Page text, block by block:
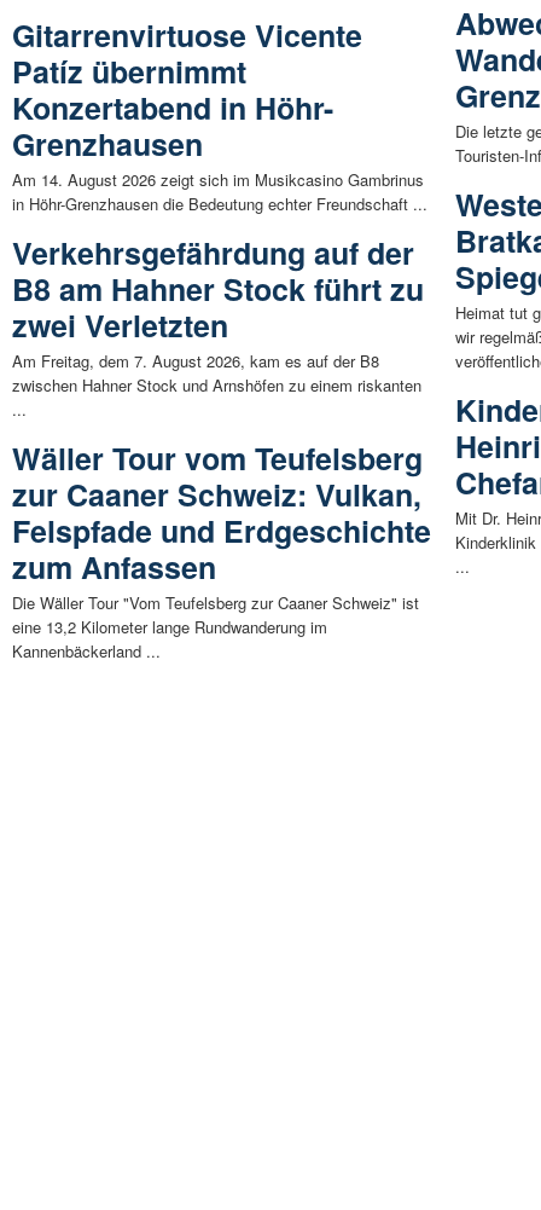
Gitarrenvirtuose Vicente
Patíz übernimmt
Konzertabend in Höhr-
Grenzhausen
Am 14. August 2026 zeigt sich im Musikcasino Gambrinus
in Höhr-Grenzhausen die Bedeutung echter Freundschaft ...
Verkehrsgefährdung auf der
B8 am Hahner Stock führt zu
zwei Verletzten
Am Freitag, dem 7. August 2026, kam es auf der B8
zwischen Hahner Stock und Arnshöfen zu einem riskanten
...
Wäller Tour vom Teufelsberg
zur Caaner Schweiz: Vulkan,
Felspfade und Erdgeschichte
zum Anfassen
Die Wäller Tour "Vom Teufelsberg zur Caaner Schweiz" ist
eine 13,2 Kilometer lange Rundwanderung im
Kannenbäckerland ...
Die letzte
Touristen-
Heimat tut
wir
Mit Dr.
...